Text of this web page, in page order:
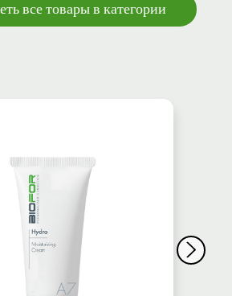
все товары в категории